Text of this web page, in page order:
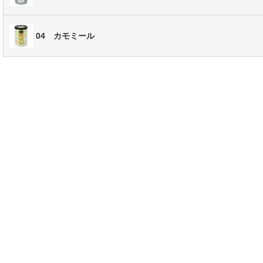
04 カモミール